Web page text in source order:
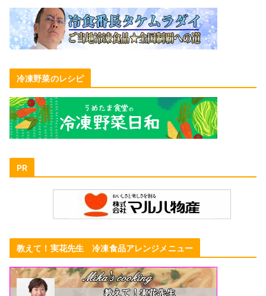
冷凍野菜のレシピ
PR
教えて！実花先生 冷凍食品アレンジメニュー